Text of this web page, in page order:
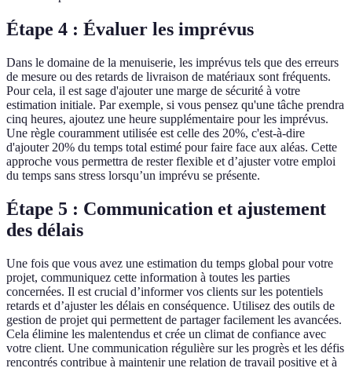
Étape 4 : Évaluer les imprévus
Dans le domaine de la menuiserie, les imprévus tels que des erreurs
de mesure ou des retards de livraison de matériaux sont fréquents.
Pour cela, il est sage d'ajouter une marge de sécurité à votre
estimation initiale. Par exemple, si vous pensez qu'une tâche prendra
cinq heures, ajoutez une heure supplémentaire pour les imprévus.
Une règle couramment utilisée est celle des 20%, c'est-à-dire
d'ajouter 20% du temps total estimé pour faire face aux aléas. Cette
approche vous permettra de rester flexible et d’ajuster votre emploi
du temps sans stress lorsqu’un imprévu se présente.
Étape 5 : Communication et ajustement
des délais
Une fois que vous avez une estimation du temps global pour votre
projet, communiquez cette information à toutes les parties
concernées. Il est crucial d’informer vos clients sur les potentiels
retards et d’ajuster les délais en conséquence. Utilisez des outils de
gestion de projet qui permettent de partager facilement les avancées.
Cela élimine les malentendus et crée un climat de confiance avec
votre client. Une communication régulière sur les progrès et les défis
rencontrés contribue à maintenir une relation de travail positive et à